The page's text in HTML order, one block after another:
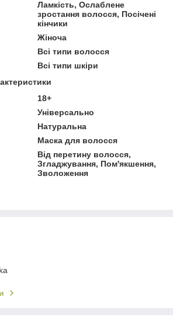
Ламкість, Ослаблене
зростання волосся, Посічені
кінчики
Жіноча
Всі типи волосся
Всі типи шкіри
18+
Універсально
Натуральна
Маска для волосся
Від перетину волосся,
Згладжування, Пом'якшення,
Зволоження